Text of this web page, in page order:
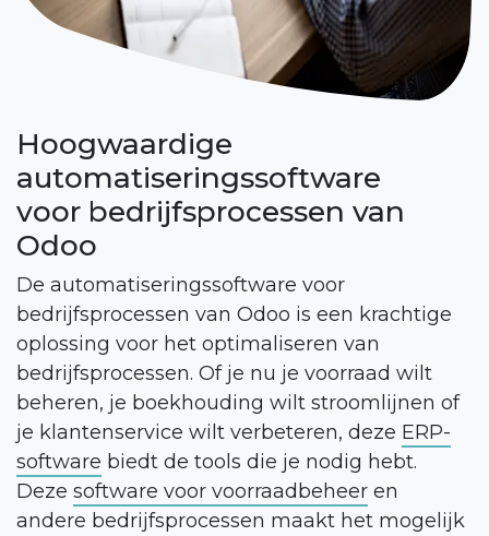
Hoogwaardige
automatiseringssoftware
voor bedrijfsprocessen van
Odoo
De automatiseringssoftware voor
bedrijfsprocessen van Odoo is een krachtige
oplossing voor het optimaliseren van
bedrijfsprocessen. Of je nu je voorraad wilt
beheren, je boekhouding wilt stroomlijnen of
je klantenservice wilt verbeteren, deze ERP-
software biedt de tools die je nodig hebt.
Deze software voor voorraadbeheer en
andere bedrijfsprocessen maakt het mogelijk